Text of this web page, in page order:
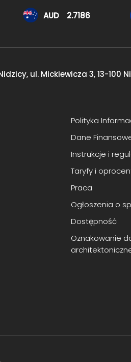
AUD 2.7186
ul. Mickiewicza 3,13-100
Polityka
Dane
Instrukcje i
Taryfy i
Praca
Ogłoszenia o
Dostępność
Oznakowanie